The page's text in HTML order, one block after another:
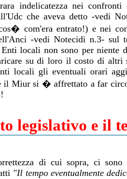
indelicatezza nei
che aveva detto -vedi
com'era entrato!) e nei
-vedi Notecidi n.3- sul
locali non sono per niente
su di loro il costo di altri
locali gli eventuali orari
il Miur si � affrettato a far
legislativo e il
di cui sopra, ci
"Il tempo eventualmente